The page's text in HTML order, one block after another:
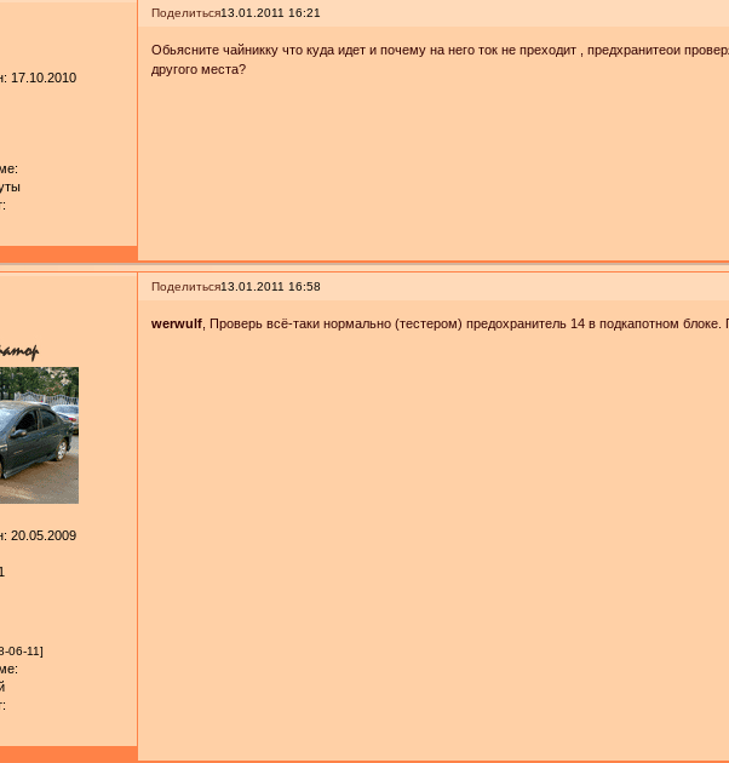
Поделиться13.01.2011 16:21
: 17.10.2010
Обьясните чайникку что куда идет и почему на него ток не преходит , предхранитеои
другого места?
Поделиться13.01.2011 16:58
: 20.05.2009
06-11]
werwulf , Проверь всё-таки нормально (тестером) предохранитель 14 в подкапотном